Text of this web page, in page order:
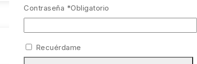
Contraseña *Obligatorio
Recuérdame